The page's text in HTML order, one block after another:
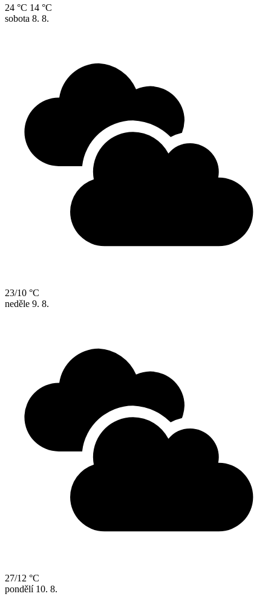
24 °C 14 °C
sobota 8. 8.
23/10 °C
neděle 9. 8.
27/12 °C
pondělí 10. 8.